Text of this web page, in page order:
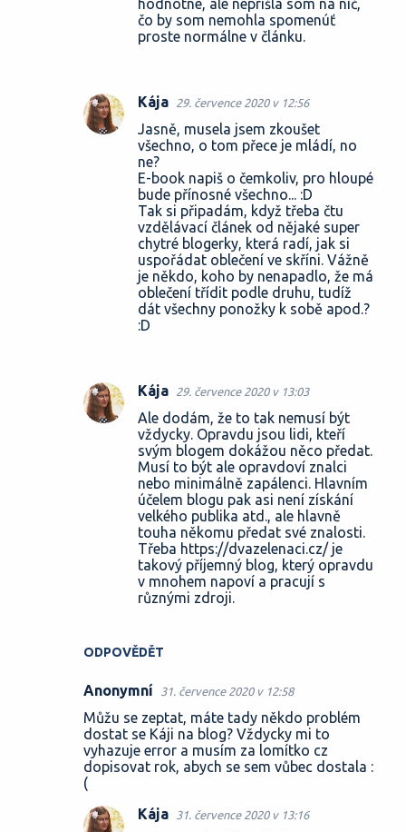
ODPOVĚDĚT
hodnotné, ale neprišla som na nič,
čo by som nemohla spomenúť
proste normálne v článku.
Kája 29. července 2020 v 12:56
Jasně, musela jsem zkoušet
všechno, o tom přece je mládí, no
ne?
E-book napiš o čemkoliv, pro hloupé
bude přínosné všechno... :D
Tak si připadám, když třeba čtu
vzdělávací článek od nějaké super
chytré blogerky, která radí, jak si
uspořádat oblečení ve skříni. Vážně
je někdo, koho by nenapadlo, že má
oblečení třídit podle druhu, tudíž
dát všechny ponožky k sobě apod.?
:D
Kája 29. července 2020 v 13:03
Ale dodám, že to tak nemusí být
vždycky. Opravdu jsou lidi, kteří
svým blogem dokážou něco předat.
Musí to být ale opravdoví znalci
nebo minimálně zapálenci. Hlavním
účelem blogu pak asi není získání
velkého publika atd., ale hlavně
touha někomu předat své znalosti.
Třeba https://dvazelenaci.cz/ je
takový příjemný blog, který opravdu
v mnohem napoví a pracují s
různými zdroji.
Anonymní 31. července 2020 v 12:58
Můžu se zeptat, máte tady někdo problém
dostat se Káji na blog? Vždycky mi to
vyhazuje error a musím za lomítko cz
dopisovat rok, abych se sem vůbec dostala :
(
Kája 31. července 2020 v 13:16